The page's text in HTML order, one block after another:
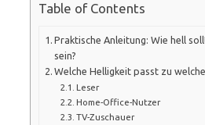
Table of Contents
Praktische Anleitung: Wie hell
sein?
Welche Helligkeit passt zu
Leser
Home-Office-Nutzer
TV-Zuschauer